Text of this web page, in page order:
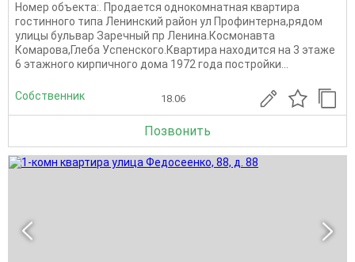
Номер объекта:. Продается однокомнатная квартира
гостинного типа Ленинский район ул Профинтерна,рядом
улицы бульвар Заречный пр Ленина.Космонавта
Комарова,Глеба Успенского.Квартира находится на 3 этаже
6 этажного кирпичного дома 1972 года постройки...
Собственник 18.06
Позвонить